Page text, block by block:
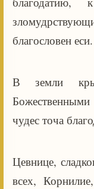
благословен еси.
В земли
чудес точа
Цевнице,
всех,